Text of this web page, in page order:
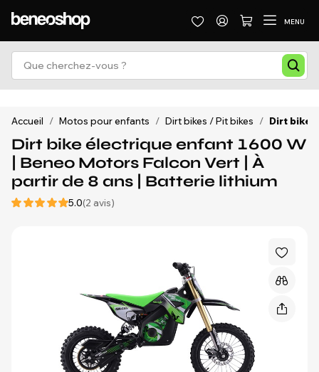
MENU
Accueil / Motos pour enfants / Dirt bikes / Pit bikes / Dirt bike
Dirt bike électrique enfant 1600 W
| Beneo Motors Falcon Vert | À
partir de 8 ans | Batterie lithium
5.0(2 avis)